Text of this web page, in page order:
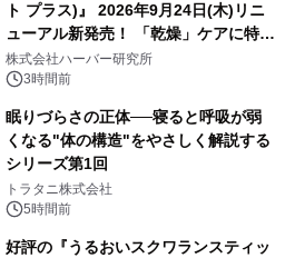
ト プラス)』 2026年9月24日(木)リニ
ューアル新発売！ 「乾燥」ケアに特化
し、ライン使いで潤いに満ちた肌へ
株式会社ハーバー研究所
3時間前
眠りづらさの正体──寝ると呼吸が弱
くなる"体の構造"をやさしく解説する
シリーズ第1回
トラタニ株式会社
5時間前
好評の『うるおいスクワランスティッ